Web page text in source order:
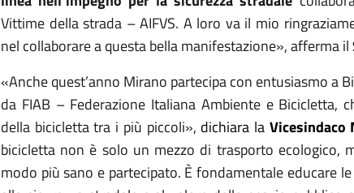
Vittime della strada – AIFVS. A loro va il mio
nel collaborare a questa bella manifestazione», afferma il
«Anche quest’anno Mirano partecipa con entusiasmo a
da FIAB – Federazione Italiana Ambiente e Bicicletta,
della bicicletta tra i più piccoli», dichiara la Vicesindaco
bicicletta non è solo un mezzo di trasporto ecologico,
modo più sano e partecipato. È fondamentale educare